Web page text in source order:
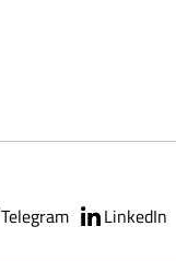
Telegram LinkedIn